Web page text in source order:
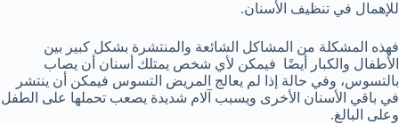
للإهمال في تنظيف الأسنان.
فهذه المشكلة من المشاكل الشائعة والمنتشرة بشكل كبير بين
الأطفال والكبار أيضًا فيمكن لأي شخص يمتلك أسنان أن يصاب
بالتسوس، وفي حالة إذا لم يعالج المريض التسوس فيمكن أن ينتشر
في باقي الأسنان الأخرى ويسبب آلام شديدة يصعب تحملها على الطفل
وعلى البالغ.